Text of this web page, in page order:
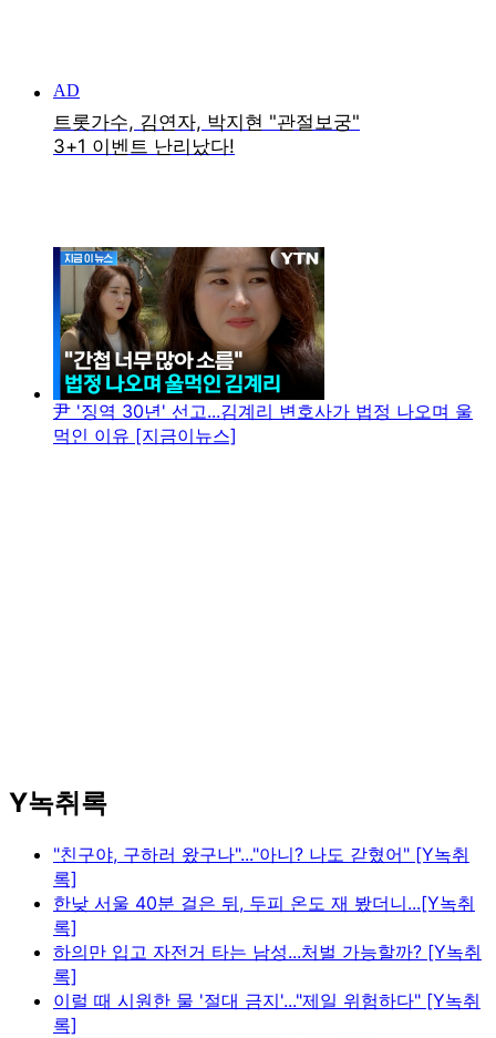
尹 '징역 30년' 선고...김계리 변호사가 법정 나오며 울
먹인 이유 [지금이뉴스]
Y녹취록
"친구야, 구하러 왔구나"..."아니? 나도 갇혔어" [Y녹취
록]
한낮 서울 40분 걸은 뒤, 두피 온도 재 봤더니...[Y녹취
록]
하의만 입고 자전거 타는 남성...처벌 가능할까? [Y녹취
록]
이럴 때 시원한 물 '절대 금지'..."제일 위험하다" [Y녹취
록]